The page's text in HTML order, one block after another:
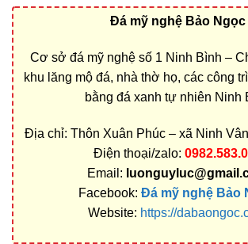
Đá mỹ nghệ Bảo Ngọc
Cơ sở đá mỹ nghệ số 1 Ninh Bình –
khu lăng mộ đá, nhà thờ họ, các công
bằng đá xanh tự nhiên Ninh
Địa chỉ: Thôn Xuân Phúc – xã Ninh
Điện thoại/zalo:
Email:
Facebook: Đá mỹ nghệ Bảo
Website: https://